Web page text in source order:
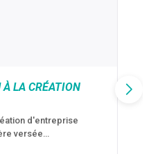
À LA CRÉATION
d'entreprise
versée…